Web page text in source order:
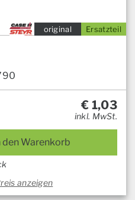
Ersatzteil
original
€ 1,03
inkl. MwSt.
den Warenkorb
anzeigen